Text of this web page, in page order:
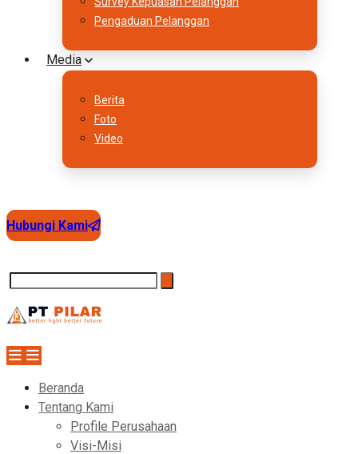
Pengaduan Pelanggan
Media
Berita
Foto
Video
Hubungi Kami
Beranda
Tentang Kami
Profile Perusahaan
Visi-Misi